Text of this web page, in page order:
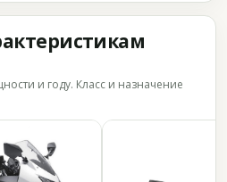
и году. Класс и назначение